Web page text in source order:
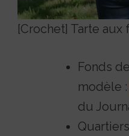
[Crochet] Tarte aux
Fonds
modèle :
du